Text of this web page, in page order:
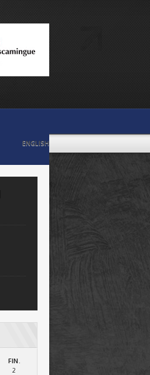
ENGLISH
FIN.
2